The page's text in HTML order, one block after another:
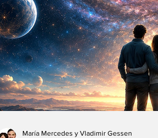
María Mercedes y Vladimir Gessen